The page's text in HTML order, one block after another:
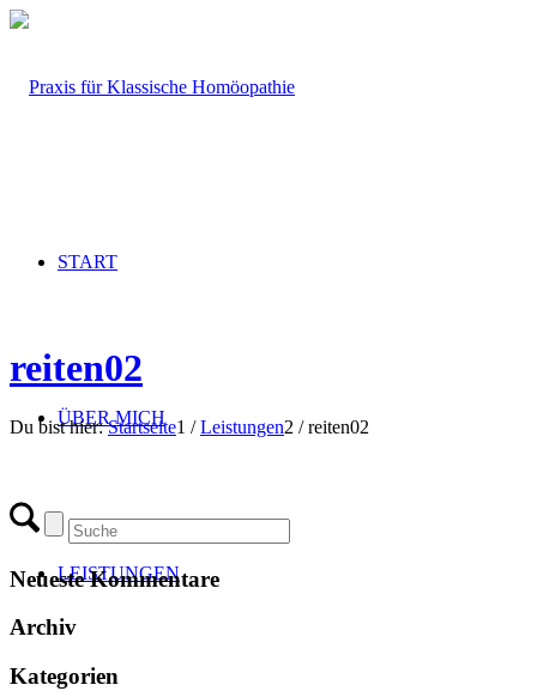
START
ÜBER MICH
LEISTUNGEN
reiten02
Du bist hier: Startseite1 / Leistungen2 / reiten02
Neueste Kommentare
Archiv
Kategorien